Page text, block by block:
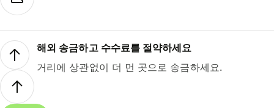
해외 송금하고 수수료를 절약하세요
거리에 상관없이 더 먼 곳으로 송금하세요.